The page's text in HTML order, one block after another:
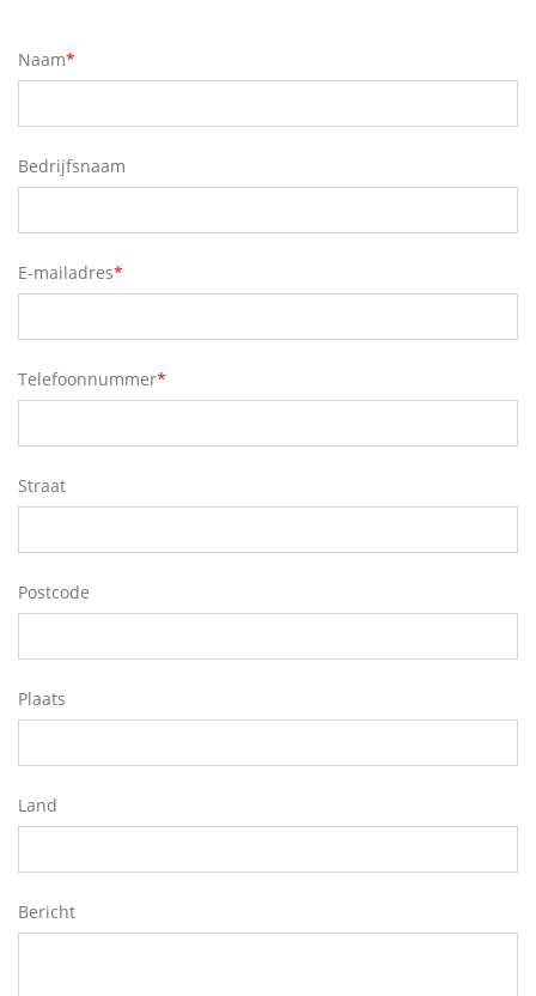
Naam*
Bedrijfsnaam
E-mailadres*
Telefoonnummer*
Straat
Postcode
Plaats
Land
Bericht